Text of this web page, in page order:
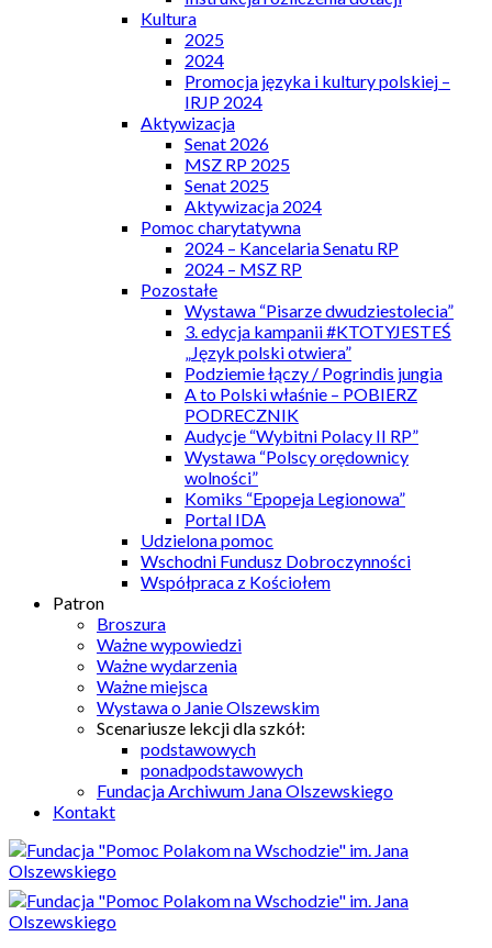
Kultura
2025
2024
Promocja języka i kultury polskiej –
IRJP 2024
Aktywizacja
Senat 2026
MSZ RP 2025
Senat 2025
Aktywizacja 2024
Pomoc charytatywna
2024 – Kancelaria Senatu RP
2024 – MSZ RP
Pozostałe
Wystawa “Pisarze dwudziestolecia”
3. edycja kampanii #KTOTYJESTEŚ
„Język polski otwiera”
Podziemie łączy / Pogrindis jungia
A to Polski właśnie – POBIERZ
PODRECZNIK
Audycje “Wybitni Polacy II RP”
Wystawa “Polscy orędownicy
wolności”
Komiks “Epopeja Legionowa”
Portal IDA
Udzielona pomoc
Wschodni Fundusz Dobroczynności
Współpraca z Kościołem
Patron
Broszura
Ważne wypowiedzi
Ważne wydarzenia
Ważne miejsca
Wystawa o Janie Olszewskim
Scenariusze lekcji dla szkół:
podstawowych
ponadpodstawowych
Fundacja Archiwum Jana Olszewskiego
Kontakt